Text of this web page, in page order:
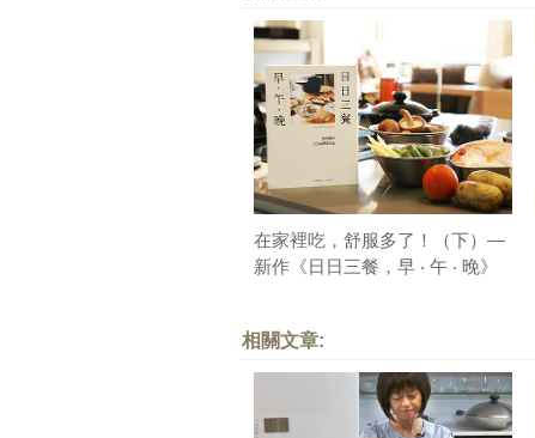
在家裡吃，舒服多了！（下）—
新作《日日三餐，早 ‧ 午 ‧ 晚》
相關文章: